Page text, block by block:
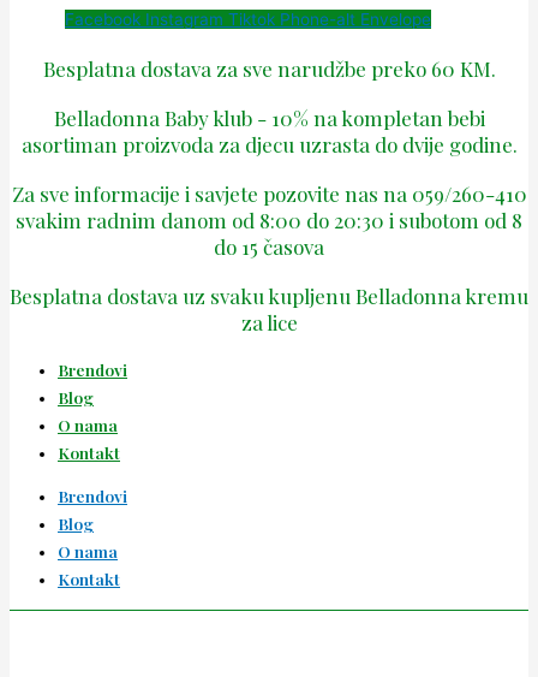
Facebook Instagram Tiktok Phone-alt Envelope
Besplatna dostava za sve narudžbe preko 60 KM.
Belladonna Baby klub - 10% na kompletan bebi
asortiman proizvoda za djecu uzrasta do dvije godine.
Za sve informacije i savjete pozovite nas na 059/260-410
svakim radnim danom od 8:00 do 20:30 i subotom od 8
do 15 časova
Besplatna dostava uz svaku kupljenu Belladonna kremu
za lice
Brendovi
Blog
O nama
Kontakt
Brendovi
Blog
O nama
Kontakt